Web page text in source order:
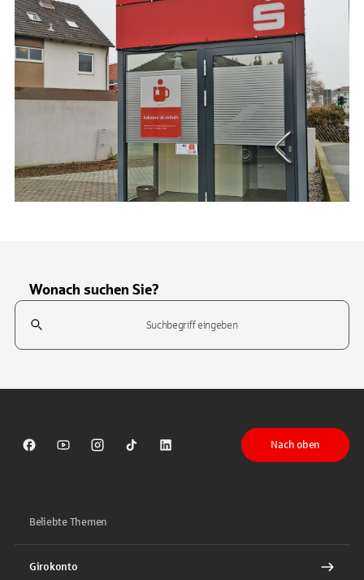
Wonach suchen Sie?
Suchfeld
Sparkasse auf Facebook
Sparkasse auf Youtube
Sparkasse auf Instagram
Sparkasse auf TikTok
Sparkasse auf LinkedIn
Nach oben
Beliebte Themen
Girokonto